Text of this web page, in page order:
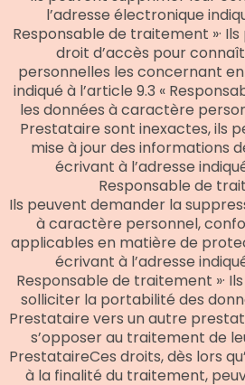
l’adresse électronique
Responsable de traitement »·
droit d’accès pour
personnelles les concernant
indiqué à l’article 9.3 «
les données à caractère
Prestataire sont inexactes, ils
mise à jour des informations
écrivant à l’adresse
Responsable de
Ils peuvent demander la
à caractère personnel,
applicables en matière de
écrivant à l’adresse
Responsable de traitement »·
solliciter la portabilité des
Prestataire vers un autre
s’opposer au traitement de
PrestataireCes droits, dès lors
à la finalité du traitement,